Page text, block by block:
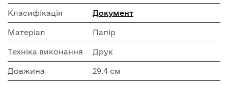
Класифікація Документ
Матеріал Папір
Техніка виконання Друк
Довжина 29.4 см